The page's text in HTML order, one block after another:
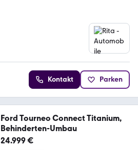
Kontakt Parken
Ford Tourneo Connect Titanium,
Behinderten-Umbau
24.999 €